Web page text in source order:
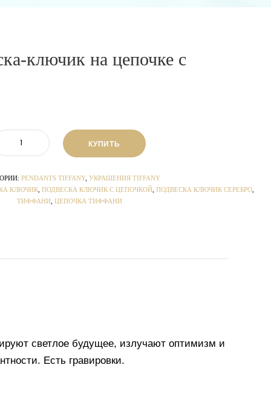
ключик на цепочке с
КУПИТЬ
PENDANTS TIFFANY, УКРАШЕНИЯ TIFFANY
КЛЮЧИК ПОДВЕСКА КЛЮЧИК С ЦЕПОЧКОЙ ПОДВЕСКА КЛЮЧИК СЕРЕБРО
ТИФФАНИ, ЦЕПОЧКА ТИФФАНИ
светлое будущее, излучают оптимизм и
Есть гравировки.